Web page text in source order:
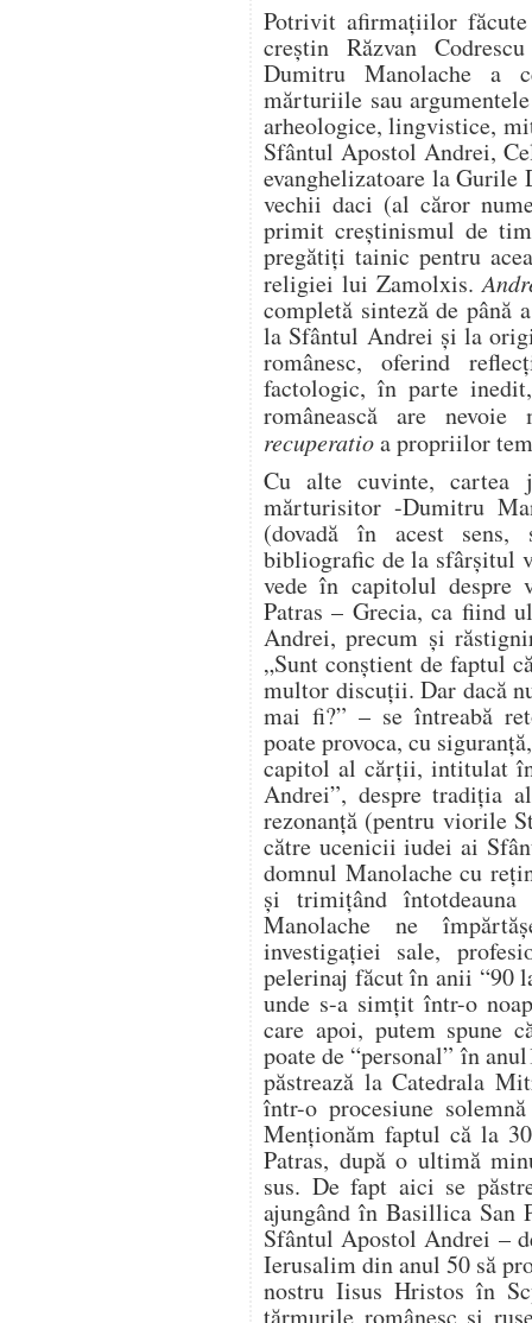
Potrivit afirmaţiilor
creştin Răzvan
Dumitru Manolache a
mărturiile sau
arheologice, lingvistice,
Sfântul Apostol Andrei,
evanghelizatoare la
vechii daci (al căror
primit creştinismul de
pregătiţi tainic pentru
religiei lui Zamolxis.
completă sinteză de până
la Sfântul Andrei şi la
românesc, oferind
factologic, în parte
românească are
recuperatioa propriilor
Cu alte cuvinte, cartea
mărturisitor -Dumitru
(dovadă în acest
bibliografic de la sfârşitul
vede în capitolul despre
Patras – Grecia, ca fiind
Andrei, precum şi
„Sunt conştient de faptul
multor discuţii. Dar dacă
mai fi?” – se întreabă
poate provoca, cu
capitol al cărţii, intitulat
Andrei”, despre tradiţia
rezonanţă (pentru viorile
către ucenicii iudei ai
domnul Manolache cu
şi trimiţând
Manolache ne
investigaţiei sale,
pelerinaj făcut în anii “90
unde s-a simţit într-o
care apoi, putem spune
poate de “personal” în
păstrează la Catedrala
într-o procesiune
Menţionăm faptul că la
Patras, după o ultimă
sus. De fapt aici se
ajungând în Basillica
Sfântul Apostol Andrei –
Ierusalim din anul 50 să
nostru Iisus Hristos în
ţărmurile românesc şi